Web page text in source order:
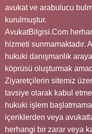
avukat ve arabulucu
kurulmuştur.
AvukatBilgisi.Com
hizmeti sunmamaktadır.
hukuki danışmanlık
köprüsü oluşturmak
Ziyaretçilerin sitemiz
tavsiye olarak kabul
hukuki işlem
içeriklerden veya
herhangi bir zarar veya